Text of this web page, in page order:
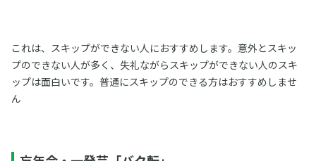
これは、スキップができない人におすすめします。意外とスキッ
プのできない人が多く、失礼ながらスキップができない人のスキ
ップは面白いです。普通にスキップのできる方はおすすめしませ
ん